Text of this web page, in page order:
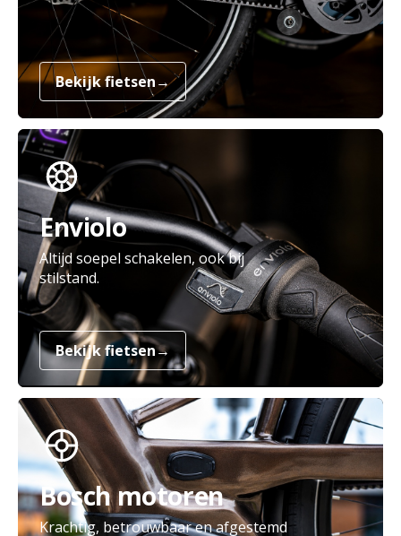
Bekijk fietsen→
Enviolo
Altijd soepel schakelen, ook bij
stilstand.
Bekijk fietsen→
Bosch motoren
Krachtig, betrouwbaar en afgestemd